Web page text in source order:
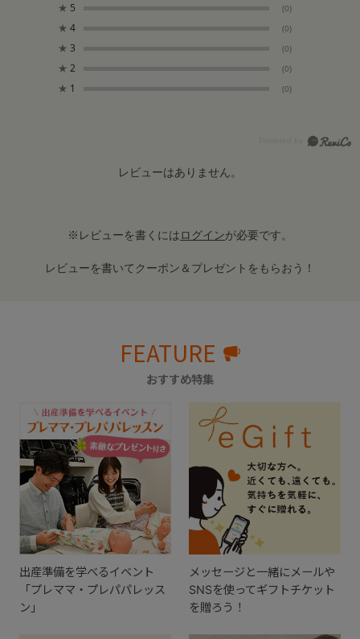
★ 5 (0)
★ 4 (0)
★ 3 (0)
★ 2 (0)
★ 1 (0)
レビューはありません。
※レビューを書くにはログインが必要です。
レビューを書いてクーポン＆プレゼントをもらおう！
FEATURE
おすすめ特集
出産準備を学べるイベント
「プレママ・プレパパレッス
ン」
メッセージと一緒にメールや
SNSを使ってギフトチケット
を贈ろう！